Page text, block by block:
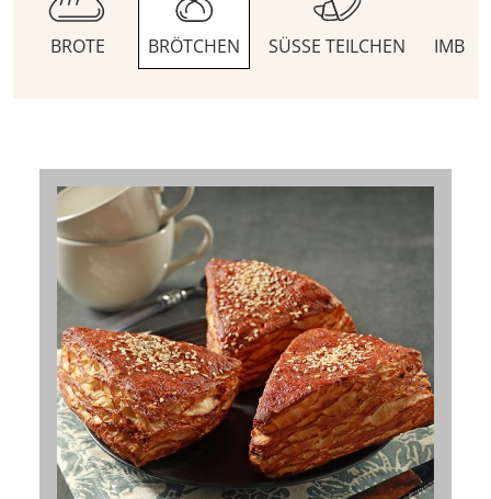
BROTE BRÖTCHEN SÜSSE TEILCHEN